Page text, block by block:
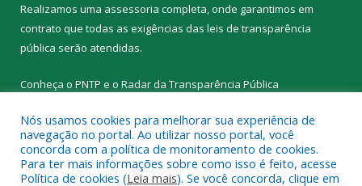
Realizamos uma assessoria completa, onde garantimos em
contrato que todas as exigências das leis de transparência
pública serão atendidas.
Conheça o PNTP e o Radar da Transparência Pública
Todos os direitos reservados a Prefeitura Municipal de Santa
Nós usamos cookies para melhorar sua experiência de
navegação no portal. Ao utilizar nosso portal, você
concorda com a política de monitoramento de cookies.
Para ter mais informações sobre como isso é feito, acesse
Política de cookies (Leia mais). Se você concorda, clique em